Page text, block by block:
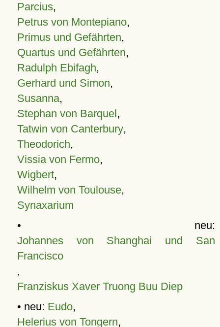
Parcius,
Petrus von Montepiano,
Primus und Gefährten,
Quartus und Gefährten,
Radulph Ebifagh,
Gerhard und Simon,
Susanna,
Stephan von Barquel,
Tatwin von Canterbury,
Theodorich,
Vissia von Fermo,
Wigbert,
Wilhelm von Toulouse,
Synaxarium
• neu:
Johannes von Shanghai und San
Francisco
,
Franziskus Xaver Truong Buu Diep
• neu: Eudo,
Helerius von Tongern,